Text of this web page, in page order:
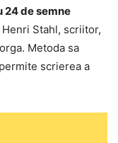
24 de semne
Stahl, scriitor,
Metoda sa
scrierea a